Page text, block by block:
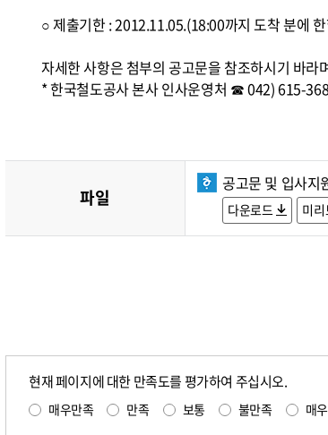
○ 제출기한 : 2012.11.05.(18:00까지 도착 분에
자세한 사항은 첨부의 공고문을 참조하시기 바
* 한국철도공사 본사 인사운영처 ☎ 042) 615-
파일
공고문 및 입사
다운로드 미리
현재 페이지에 대한 만족도를 평가하여 주십시오.
매우만족 만족 보통 불만족 매